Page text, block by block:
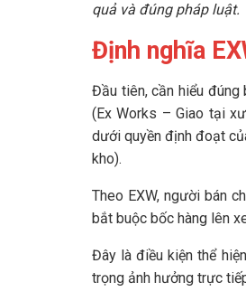
quả và đúng pháp luật.
Định nghĩa
Đầu tiên, cần hiểu đúng
(Ex Works – Giao tại
dưới quyền định đoạt
kho).
Theo EXW, người bán
bắt buộc bốc hàng lên
Đây là điều kiện thể
trọng ảnh hưởng trực